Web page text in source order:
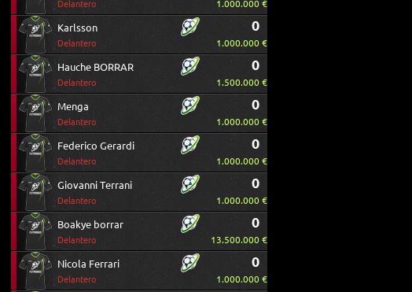
Delantero 1.000.000 €
Karlsson
Delantero
0
1.000.000 €
Hauche BORRAR
Delantero
0
1.500.000 €
Menga
Delantero
0
1.000.000 €
Federico Gerardi
Delantero
0
1.000.000 €
Giovanni Terrani
Delantero
0
1.000.000 €
Boakye borrar
Delantero
0
13.500.000 €
Nicola Ferrari
Delantero
0
1.000.000 €